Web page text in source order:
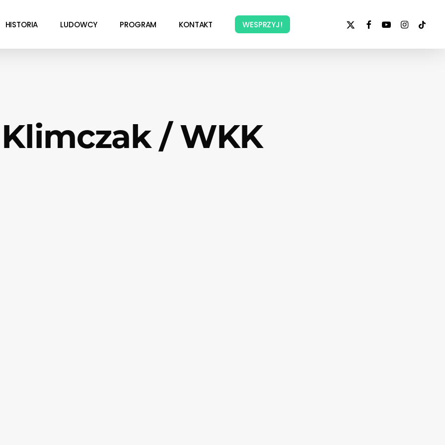
HISTORIA LUDOWCY PROGRAM KONTAKT WESPRZYJ!
x-
facebookyoutubeinstagram
tiktok
/ WKK